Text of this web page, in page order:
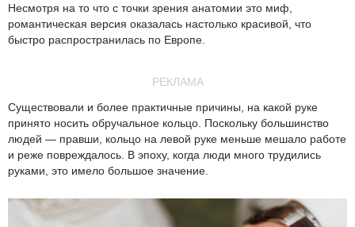
Несмотря на то что с точки зрения анатомии это миф,
романтическая версия оказалась настолько красивой, что
быстро распространилась по Европе.
РЕКЛАМА
Существовали и более практичные причины, на какой руке
принято носить обручальное кольцо. Поскольку большинство
людей — правши, кольцо на левой руке меньше мешало работе
и реже повреждалось. В эпоху, когда люди много трудились
руками, это имело большое значение.